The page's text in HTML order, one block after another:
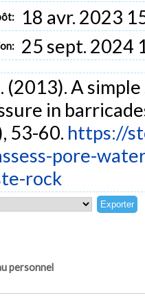
18 avr. 2023
25 sept. 2024
(2013). A
in
53-60. https://
pore-
rock
personnel